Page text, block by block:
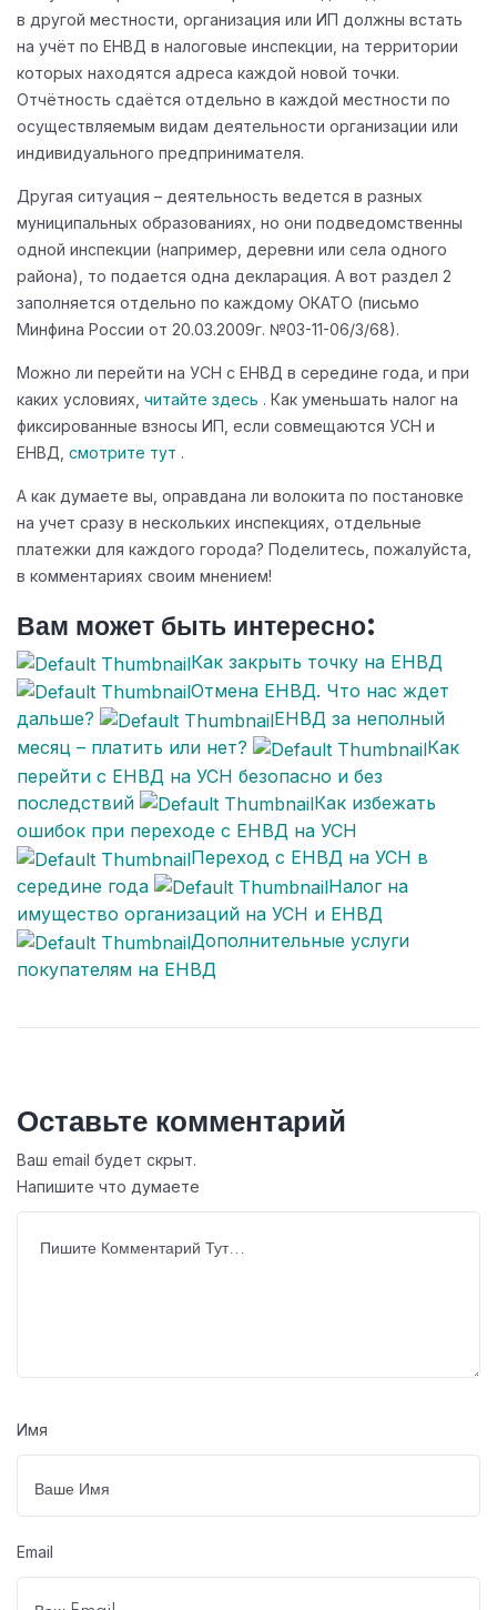
в другой местности, организация или ИП должны встать
на учёт по ЕНВД в налоговые инспекции, на территории
которых находятся адреса каждой новой точки.
Отчётность сдаётся отдельно в каждой местности по
осуществляемым видам деятельности организации или
индивидуального предпринимателя.
Другая ситуация – деятельность ведется в разных
муниципальных образованиях, но они подведомственны
одной инспекции (например, деревни или села одного
района), то подается одна декларация. А вот раздел 2
заполняется отдельно по каждому ОКАТО (письмо
Минфина России от 20.03.2009г. №03-11-06/3/68).
Можно ли перейти на УСН с ЕНВД в середине года, и при
каких условиях, читайте здесь . Как уменьшать налог на
фиксированные взносы ИП, если совмещаются УСН и
ЕНВД, смотрите тут .
А как думаете вы, оправдана ли волокита по постановке
на учет сразу в нескольких инспекциях, отдельные
платежки для каждого города? Поделитесь, пожалуйста,
в комментариях своим мнением!
Вам может быть интересно:
Как закрыть точку на ЕНВД
Отмена ЕНВД. Что нас ждет
дальше?
ЕНВД за неполный
месяц – платить или нет?
Как
перейти с ЕНВД на УСН безопасно и без
последствий
Как избежать
ошибок при переходе с ЕНВД на УСН
Переход с ЕНВД на УСН в
середине года
Налог на
имущество организаций на УСН и ЕНВД
Дополнительные услуги
покупателям на ЕНВД
Оставьте комментарий
Ваш email будет скрыт.
Напишите что думаете
Имя
Email